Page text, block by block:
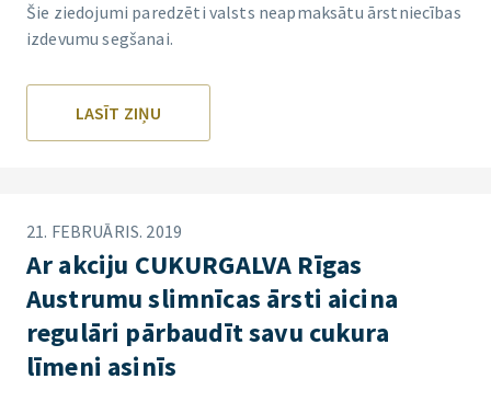
Šie ziedojumi paredzēti valsts neapmaksātu ārstniecības
izdevumu segšanai.
LASĪT ZIŅU
21. FEBRUĀRIS. 2019
Ar akciju CUKURGALVA Rīgas
Austrumu slimnīcas ārsti aicina
regulāri pārbaudīt savu cukura
līmeni asinīs